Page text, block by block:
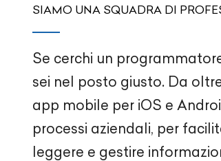
SIAMO UNA SQUADRA DI
Se cerchi un
sei nel posto giusto. Da
app mobile per iOS e
processi aziendali, per
leggere e gestire